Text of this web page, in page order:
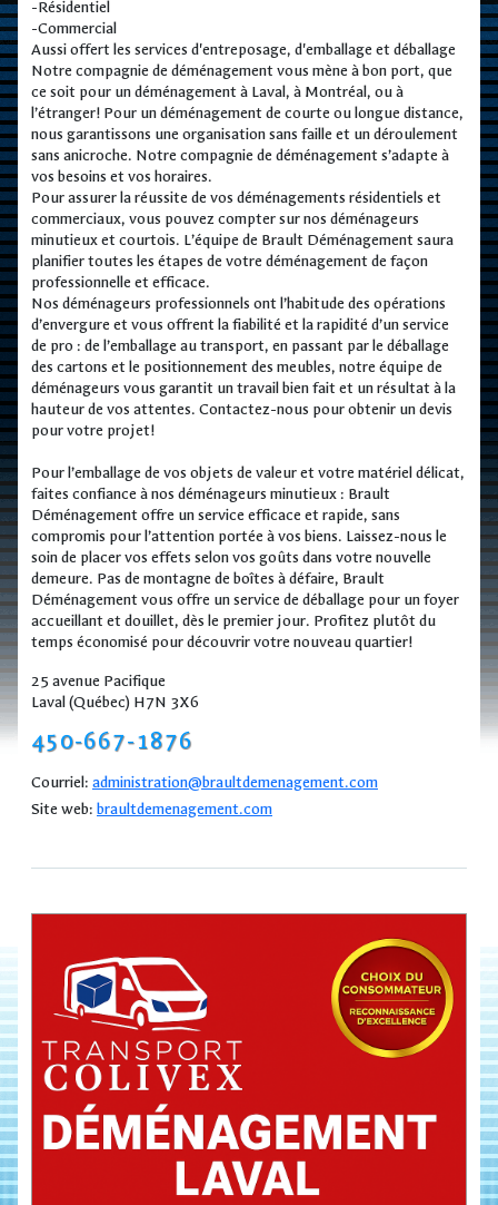
-Résidentiel
-Commercial
Aussi offert les services d'entreposage, d'emballage et déballage
Notre compagnie de déménagement vous mène à bon port, que
ce soit pour un déménagement à Laval, à Montréal, ou à
l’étranger! Pour un déménagement de courte ou longue distance,
nous garantissons une organisation sans faille et un déroulement
sans anicroche. Notre compagnie de déménagement s’adapte à
vos besoins et vos horaires.
Pour assurer la réussite de vos déménagements résidentiels et
commerciaux, vous pouvez compter sur nos déménageurs
minutieux et courtois. L’équipe de Brault Déménagement saura
planifier toutes les étapes de votre déménagement de façon
professionnelle et efficace.
Nos déménageurs professionnels ont l’habitude des opérations
d’envergure et vous offrent la fiabilité et la rapidité d’un service
de pro : de l’emballage au transport, en passant par le déballage
des cartons et le positionnement des meubles, notre équipe de
déménageurs vous garantit un travail bien fait et un résultat à la
hauteur de vos attentes. Contactez-nous pour obtenir un devis
pour votre projet!
Pour l’emballage de vos objets de valeur et votre matériel délicat,
faites confiance à nos déménageurs minutieux : Brault
Déménagement offre un service efficace et rapide, sans
compromis pour l’attention portée à vos biens. Laissez-nous le
soin de placer vos effets selon vos goûts dans votre nouvelle
demeure. Pas de montagne de boîtes à défaire, Brault
Déménagement vous offre un service de déballage pour un foyer
accueillant et douillet, dès le premier jour. Profitez plutôt du
temps économisé pour découvrir votre nouveau quartier!
25 avenue Pacifique
Laval (Québec) H7N 3X6
450-667-1876
Courriel: administration@braultdemenagement.com
Site web: braultdemenagement.com